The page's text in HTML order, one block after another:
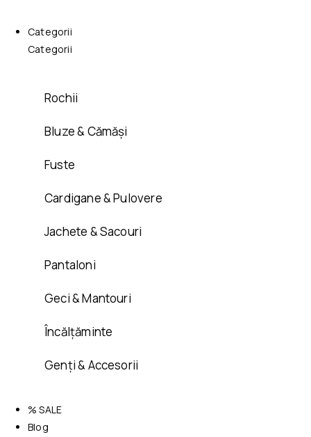
Categorii
Categorii
Rochii
Bluze & Cămăși
Fuste
Cardigane & Pulovere
Jachete & Sacouri
Pantaloni
Geci & Mantouri
Încălțăminte
Genți & Accesorii
% SALE
Blog